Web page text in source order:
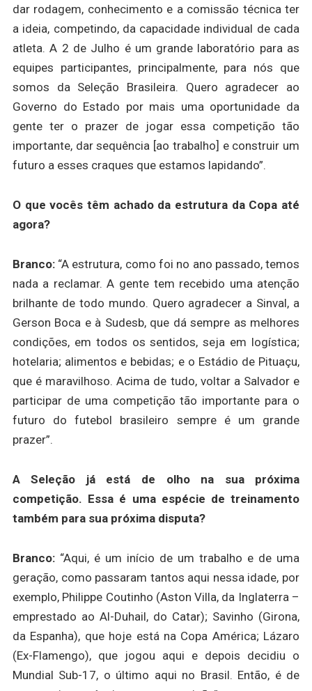
dar rodagem, conhecimento e a comissão técnica ter
a ideia, competindo, da capacidade individual de cada
atleta. A 2 de Julho é um grande laboratório para as
equipes participantes, principalmente, para nós que
somos da Seleção Brasileira. Quero agradecer ao
Governo do Estado por mais uma oportunidade da
gente ter o prazer de jogar essa competição tão
importante, dar sequência [ao trabalho] e construir um
futuro a esses craques que estamos lapidando”.
O que vocês têm achado da estrutura da Copa até
agora?
Branco:“A estrutura, como foi no ano passado, temos
nada a reclamar. A gente tem recebido uma atenção
brilhante de todo mundo. Quero agradecer a Sinval, a
Gerson Boca e à Sudesb, que dá sempre as melhores
condições, em todos os sentidos, seja em logística;
hotelaria; alimentos e bebidas; e o Estádio de Pituaçu,
que é maravilhoso. Acima de tudo, voltar a Salvador e
participar de uma competição tão importante para o
futuro do futebol brasileiro sempre é um grande
prazer”.
A Seleção já está de olho na sua próxima
competição. Essa é uma espécie de treinamento
também para sua próxima disputa?
Branco:“Aqui, é um início de um trabalho e de uma
geração, como passaram tantos aqui nessa idade, por
exemplo, Philippe Coutinho (Aston Villa, da Inglaterra –
emprestado ao Al-Duhail, do Catar); Savinho (Girona,
da Espanha), que hoje está na Copa América; Lázaro
(Ex-Flamengo), que jogou aqui e depois decidiu o
Mundial Sub-17, o último aqui no Brasil. Então, é de